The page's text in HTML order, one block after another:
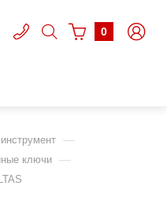
0
—
ключи —